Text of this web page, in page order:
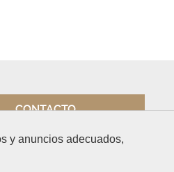
y anuncios adecuados,
CONTACTO